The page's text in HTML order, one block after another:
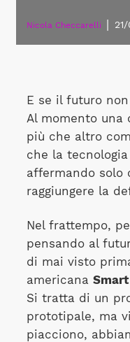
Nicola Checcarelli
E se il futuro
Al momento una
più che altro
che la
affermando solo
raggiungere la
Nel frattempo,
pensando al
di mai visto
americana
Si tratta di un
prototipale, ma
piacciono,